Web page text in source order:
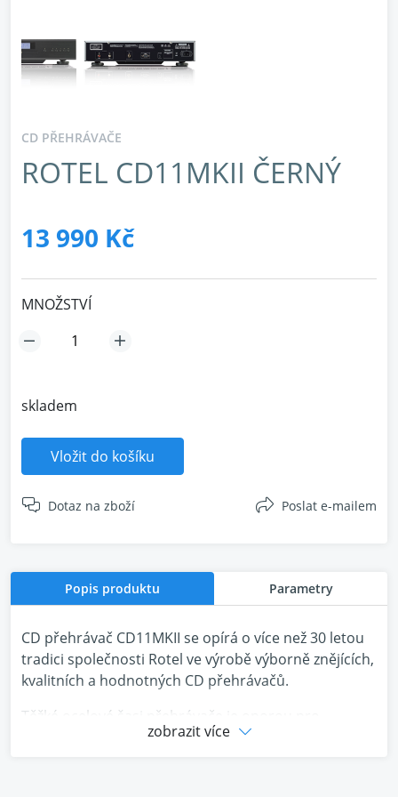
CD PŘEHRÁVAČE
ROTEL CD11MKII ČERNÝ
13 990 Kč
MNOŽSTVÍ
skladem
Vložit do košíku
Dotaz na zboží Poslat e-mailem
Popis produktu Parametry
CD přehrávač CD11MKII se opírá o více než 30 letou
tradici společnosti Rotel ve výrobě výborně znějících,
kvalitních a hodnotných CD přehrávačů.
Těžké ocelové šasi přehrávače je oporou pro
proprietární mechaniku Rotel určenou výhradně pro
zobrazit více